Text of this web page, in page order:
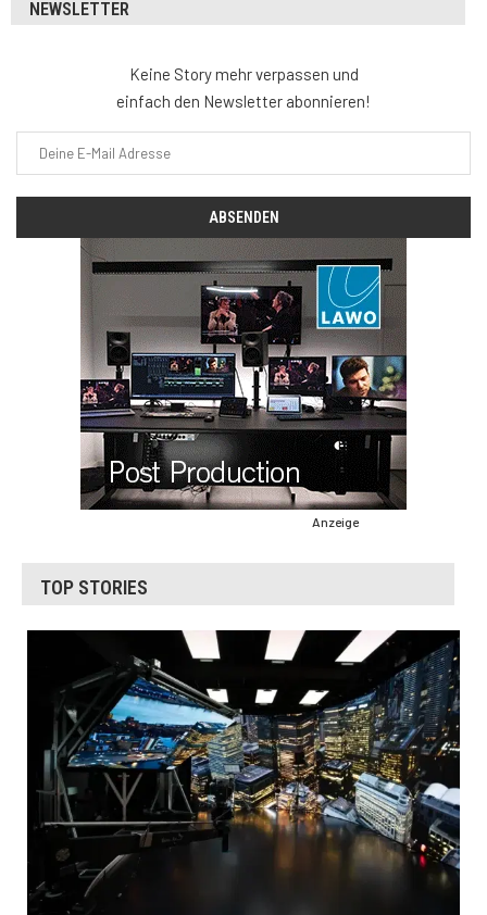
NEWSLETTER
Keine Story mehr verpassen und
einfach den Newsletter abonnieren!
Anzeige
TOP STORIES